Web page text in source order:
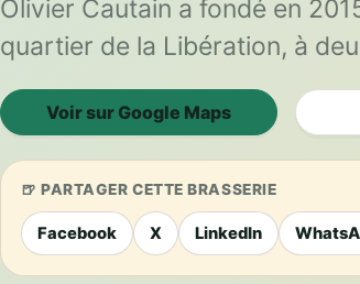
Olivier Cautain a fondé en
quartier de la Libération, à
Voir sur Google Maps
PARTAGER CETTE BRASSERIE
Facebook X LinkedIn